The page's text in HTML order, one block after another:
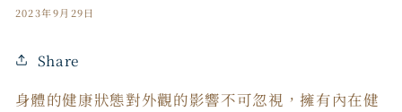
2023年9月29日
Share
身體的健康狀態對外觀的影響不可忽視，擁有內在健